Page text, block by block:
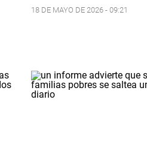
18 DE MAYO DE 2026 - 09:21